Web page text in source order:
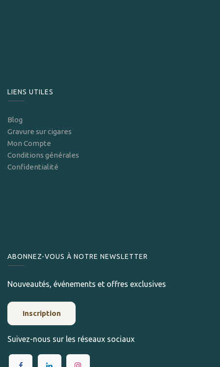
LIENS UTILES
Blog
Gravure sur cigares
Mon Compte
Conditions générales
Confidentialité
ABONNEZ-VOUS À NOTRE NEWSLETTER
Nouveautés, événements et offres exclusives
Inscription
Suivez-nous sur les réseaux sociaux